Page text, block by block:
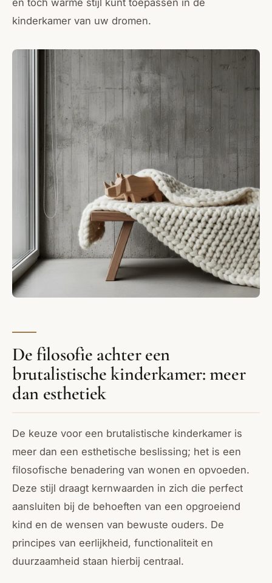
kinderkamer van uw dromen.
De filosofie achter een
brutalistische kinderkamer: meer
dan esthetiek
De keuze voor een brutalistische kinderkamer is
meer dan een esthetische beslissing; het is een
filosofische benadering van wonen en opvoeden.
Deze stijl draagt kernwaarden in zich die perfect
aansluiten bij de behoeften van een opgroeiend
kind en de wensen van bewuste ouders. De
principes van eerlijkheid, functionaliteit en
duurzaamheid staan hierbij centraal.